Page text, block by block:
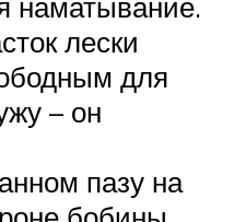
лески
для
– он
пазу на